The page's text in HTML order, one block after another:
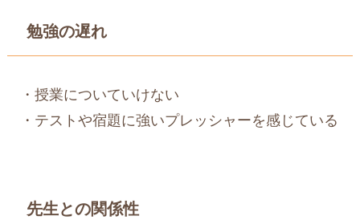
勉強の遅れ
・授業についていけない
・テストや宿題に強いプレッシャーを感じている
先生との関係性